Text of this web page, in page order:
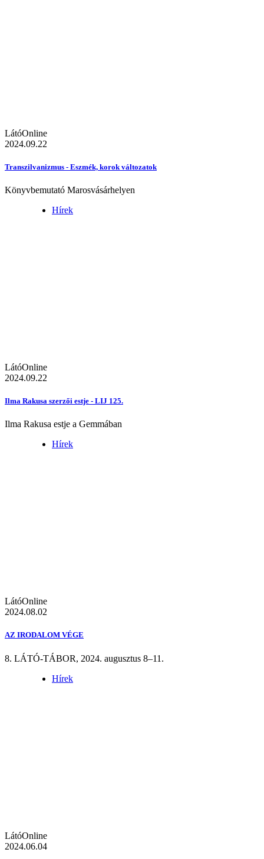
LátóOnline
2024.09.22
Transzilvanizmus - Eszmék, korok változatok
Könyvbemutató Marosvásárhelyen
Hírek
LátóOnline
2024.09.22
Ilma Rakusa szerzői estje - LIJ 125.
Ilma Rakusa estje a Gemmában
Hírek
LátóOnline
2024.08.02
AZ IRODALOM VÉGE
8. LÁTÓ-TÁBOR, 2024. augusztus 8–11.
Hírek
LátóOnline
2024.06.04